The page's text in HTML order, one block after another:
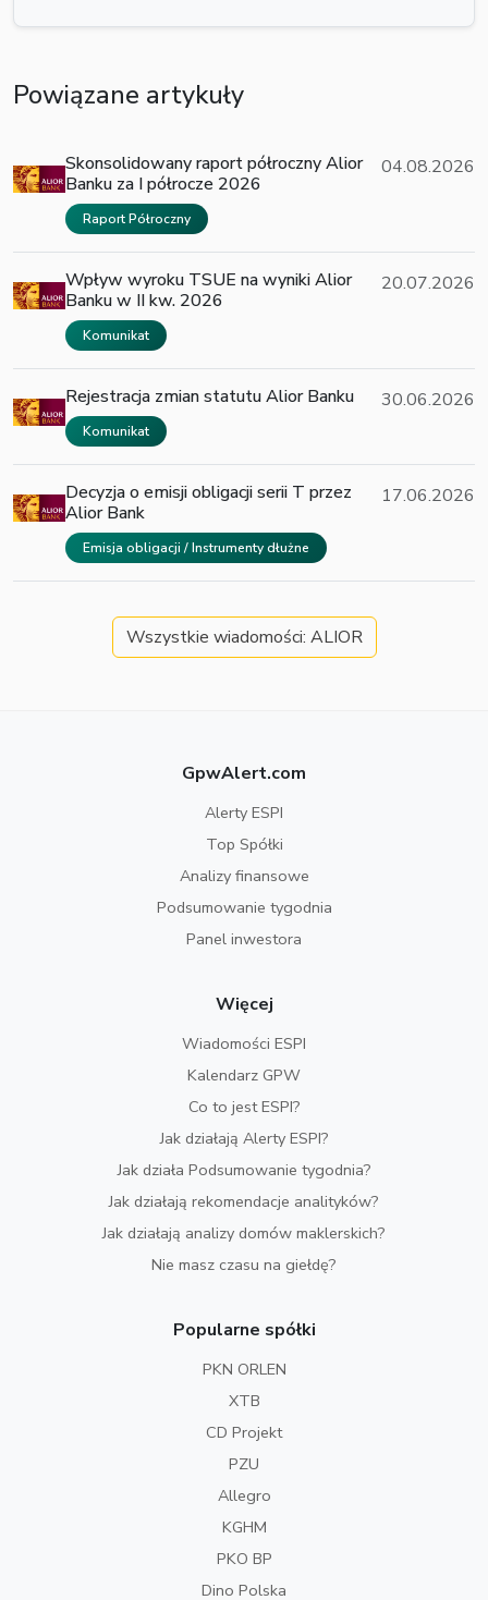
Powiązane artykuły
Skonsolidowany raport półroczny Alior
Banku za I półrocze 2026
Raport Półroczny
04.08.2026
Wpływ wyroku TSUE na wyniki Alior
Banku w II kw. 2026
Komunikat
20.07.2026
Rejestracja zmian statutu Alior Banku
Komunikat
30.06.2026
Decyzja o emisji obligacji serii T przez
Alior Bank
Emisja obligacji / Instrumenty dłużne
17.06.2026
Wszystkie wiadomości: ALIOR
GpwAlert.com
Alerty ESPI
Top Spółki
Analizy finansowe
Podsumowanie tygodnia
Panel inwestora
Więcej
Wiadomości ESPI
Kalendarz GPW
Co to jest ESPI?
Jak działają Alerty ESPI?
Jak działa Podsumowanie tygodnia?
Jak działają rekomendacje analityków?
Jak działają analizy domów maklerskich?
Nie masz czasu na giełdę?
Popularne spółki
PKN ORLEN
XTB
CD Projekt
PZU
Allegro
KGHM
PKO BP
Dino Polska